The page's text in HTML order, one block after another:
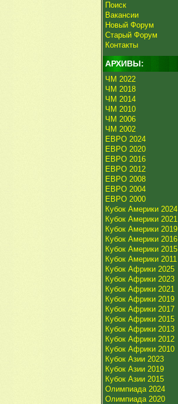
Поиск
Вакансии
Новый Форум
Старый Форум
Контакты
АРХИВЫ:
ЧМ 2022
ЧМ 2018
ЧМ 2014
ЧМ 2010
ЧМ 2006
ЧМ 2002
ЕВРО 2024
ЕВРО 2020
ЕВРО 2016
ЕВРО 2012
ЕВРО 2008
ЕВРО 2004
ЕВРО 2000
Кубок Америки 2024
Кубок Америки 2021
Кубок Америки 2019
Кубок Америки 2016
Кубок Америки 2015
Кубок Америки 2011
Кубок Африки 2025
Кубок Африки 2023
Кубок Африки 2021
Кубок Африки 2019
Кубок Африки 2017
Кубок Африки 2015
Кубок Африки 2013
Кубок Африки 2012
Кубок Африки 2010
Кубок Азии 2023
Кубок Азии 2019
Кубок Азии 2015
Олимпиада 2024
Олимпиада 2020